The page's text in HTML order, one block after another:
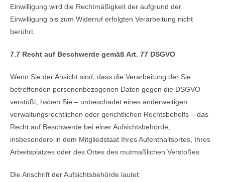
Einwilligung wird die Rechtmäßigkeit der aufgrund der
Einwilligung bis zum Widerruf erfolgten Verarbeitung nicht
berührt.
7.7 Recht auf Beschwerde gemäß Art. 77 DSGVO
Wenn Sie der Ansicht sind, dass die Verarbeitung der Sie
betreffenden personenbezogenen Daten gegen die DSGVO
verstößt, haben Sie – unbeschadet eines anderweitigen
verwaltungsrechtlichen oder gerichtlichen Rechtsbehelfs – das
Recht auf Beschwerde bei einer Aufsichtsbehörde,
insbesondere in dem Mitgliedstaat Ihres Aufenthaltsortes, Ihres
Arbeitsplatzes oder des Ortes des mutmaßlichen Verstoßes
Die Anschrift der Aufsichtsbehörde lautet: